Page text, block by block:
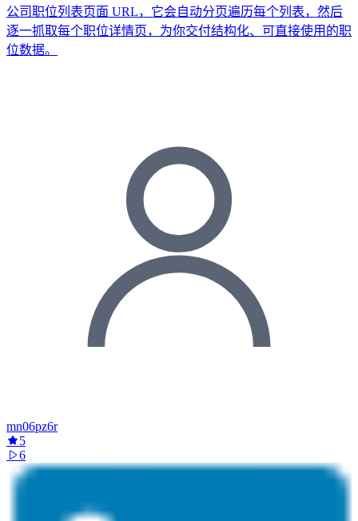
公司职位列表页面 URL，它会自动分页遍历每个列表，然后
逐一抓取每个职位详情页，为你交付结构化、可直接使用的职
位数据。
mn06pz6r
5
6